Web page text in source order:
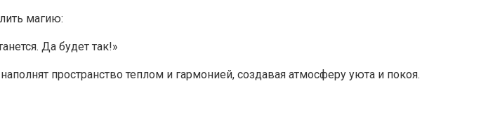
магию:
Да будет так!»
пространство теплом и гармонией, создавая атмосферу уюта и покоя.